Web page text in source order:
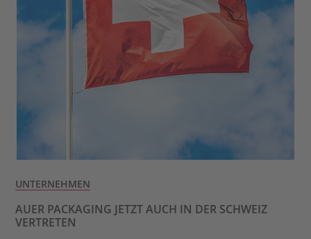
UNTERNEHMEN
AUER PACKAGING JETZT AUCH IN DER SCHWEIZ
VERTRETEN